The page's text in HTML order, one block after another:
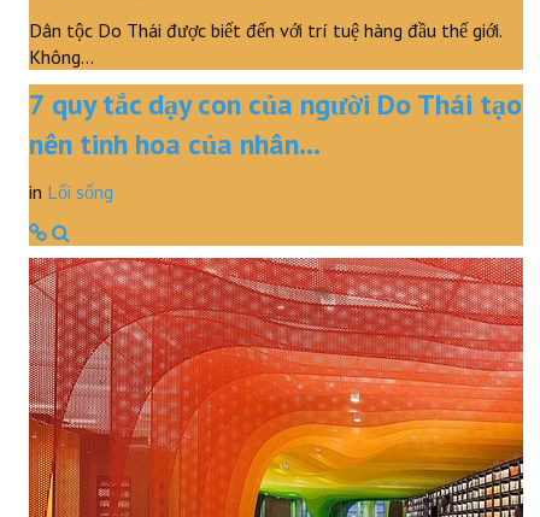
Dân tộc Do Thái được biết đến với trí tuệ hàng đầu thế giới.
Không…
7 quy tắc dạy con của người Do Thái tạo
nên tinh hoa của nhân…
in Lối sống